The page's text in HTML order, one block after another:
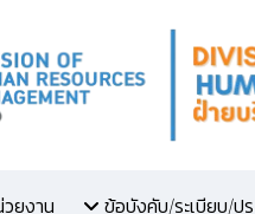
ยงาน ข้อบังคับ/ระเบียบ/ป